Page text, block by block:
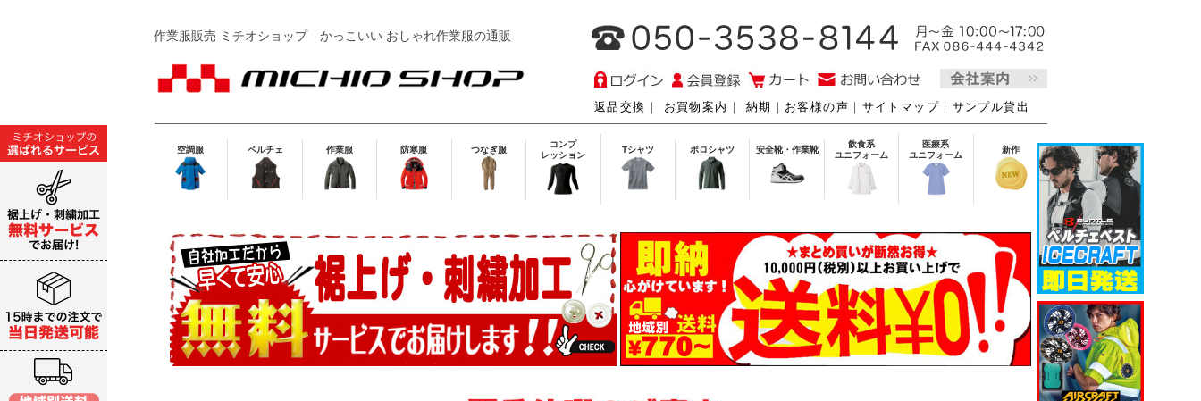
作業服販売 ミチオショップかっこいい おしゃれ作業服の通販
返品交換 ｜ お買物案内 ｜ 納期 ｜ お客様の声 ｜ サイトマップ ｜ サンプル貸出
空調服 ペルチェ 作業服 防寒服 つなぎ服
コンプ
レッション
Tシャツ ポロシャツ 安全靴・作業靴
飲食系
ユニフォーム
医療系
ユニフォーム
新作